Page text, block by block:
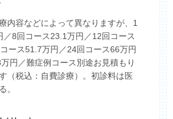
内容などによって異なりますが、1
／8回コース23.1万円／12回コース
ース51.7万円／24回コース66万円
円／難症例コース別途お見積もり
（税込：自費診療）。初診料は医
。